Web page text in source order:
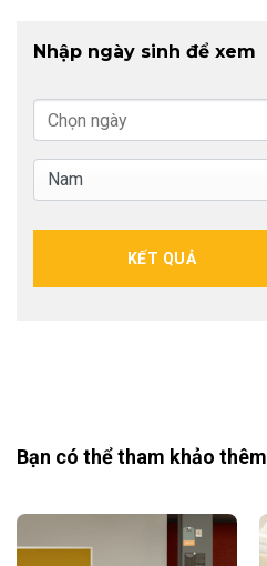
Nhập ngày sinh để xem
Bạn có thể tham khảo thêm